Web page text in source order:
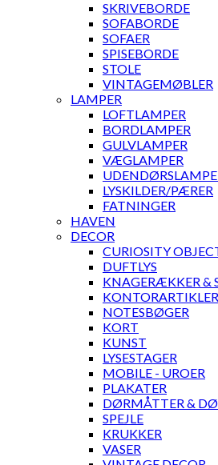
SKRIVEBORDE
SOFABORDE
SOFAER
SPISEBORDE
STOLE
VINTAGEMØBLER
LAMPER
LOFTLAMPER
BORDLAMPER
GULVLAMPER
VÆGLAMPER
LYSKILDER/PÆRER
FATNINGER
HAVEN
DECOR
CURIOSITY
DUFTLYS
KNAGERÆKKER &
KONTORARTIKLER
NOTESBØGER
KORT
KUNST
LYSESTAGER
MOBILE - UROER
PLAKATER
DØRMÅTTER &
SPEJLE
KRUKKER
VASER